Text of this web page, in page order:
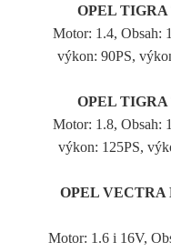
OPEL TIGRA
Motor: 1.4, Obsah:
výkon: 90PS,
OPEL TIGRA
Motor: 1.8, Obsah:
výkon: 125PS,
OPEL VECTRA
Motor: 1.6 i 16V,